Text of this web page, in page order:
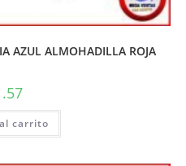
AZUL ALMOHADILLA ROJA
carrito